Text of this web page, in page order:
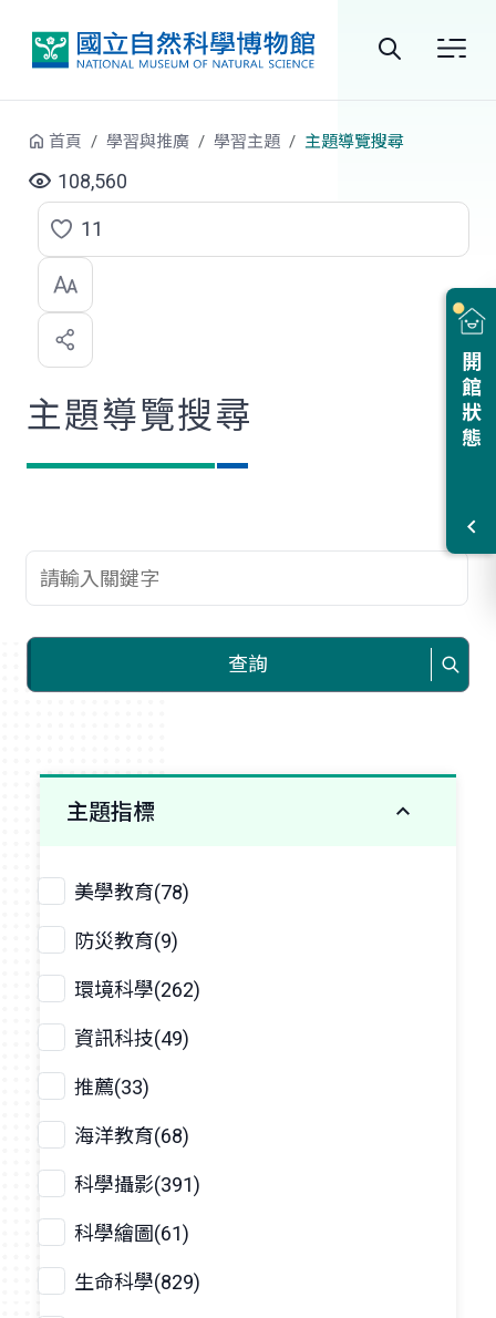
站
尋
開館狀態
首頁 學習與推廣 學習主題 主題導覽搜尋
108,560
點
選
喜
歡
11
主題導覽搜尋
查詢關鍵字
查詢
主題指標
美學教育(78)
防災教育(9)
環境科學(262)
資訊科技(49)
推薦(33)
海洋教育(68)
科學攝影(391)
科學繪圖(61)
生命科學(829)